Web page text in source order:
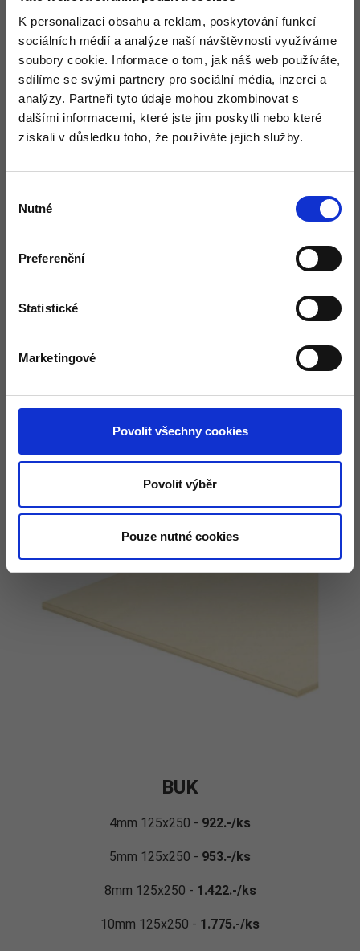
K personalizaci obsahu a reklam, poskytování funkcí
sociálních médií a analýze naší návštěvnosti využíváme
soubory cookie. Informace o tom, jak náš web používáte,
sdílíme se svými partnery pro sociální média, inzerci a
analýzy. Partneři tyto údaje mohou zkombinovat s
dalšími informacemi, které jste jim poskytli nebo které
získali v důsledku toho, že používáte jejich služby.
souhlasu
Nutné
Preferenční
Statistické
Marketingové
Povolit všechny cookies
Povolit výběr
Pouze nutné cookies
4mm 122x252 -999.-/ks
BUK
4mm 125x250 - 922.-/ks
5mm 125x250 - 953.-/ks
8mm 125x250 - 1.422.-/ks
10mm 125x250 - 1.775.-/ks